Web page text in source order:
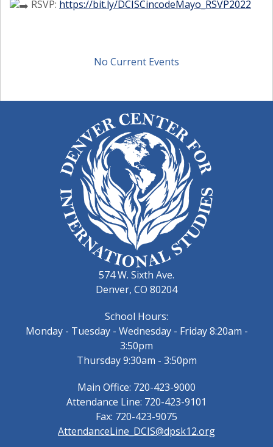
RSVP: https://bit.ly/DCISCincodeMayo_RSVP2022
No Current Events
574 W. Sixth Ave.
Denver, CO 80204
School Hours:
Monday - Tuesday - Wednesday - Friday 8:20am -
3:50pm
Thursday 9:30am - 3:50pm
Main Office: 720-423-9000
Attendance Line: 720-423-9101
Fax: 720-423-9075
AttendanceLine_DCIS@dpsk12.org